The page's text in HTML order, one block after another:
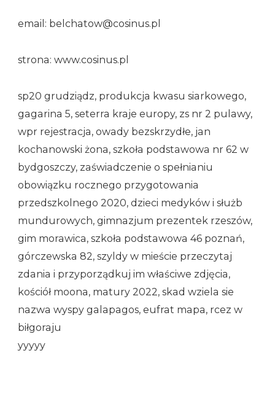
email: belchatow@cosinus.pl
strona: www.cosinus.pl
sp20 grudziądz, produkcja kwasu siarkowego,
gagarina 5, seterra kraje europy, zs nr 2 pulawy,
wpr rejestracja, owady bezskrzydłe, jan
kochanowski żona, szkoła podstawowa nr 62 w
bydgoszczy, zaświadczenie o spełnianiu
obowiązku rocznego przygotowania
przedszkolnego 2020, dzieci medyków i służb
mundurowych, gimnazjum prezentek rzeszów,
gim morawica, szkoła podstawowa 46 poznań,
górczewska 82, szyldy w mieście przeczytaj
zdania i przyporządkuj im właściwe zdjęcia,
kościół moona, matury 2022, skad wziela sie
nazwa wyspy galapagos, eufrat mapa, rcez w
biłgoraju
yyyyy